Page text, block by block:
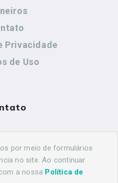
Privacidade
de Uso
por meio de formulários
no site. Ao continuar
a nossa Política de